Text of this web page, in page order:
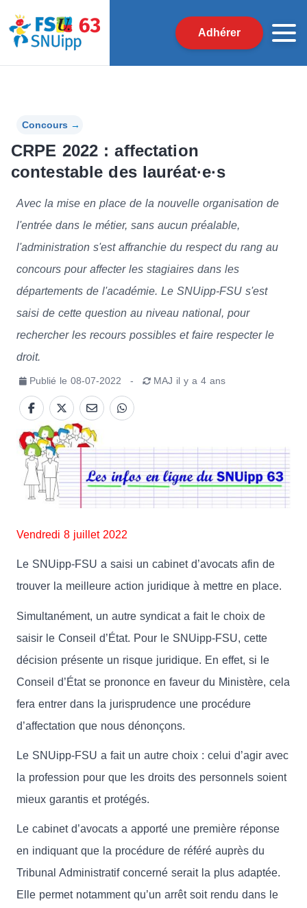
Adhérer
Concours →
CRPE 2022 : affectation
contestable des lauréat·e·s
Avec la mise en place de la nouvelle organisation de
l'entrée dans le métier, sans aucun préalable,
l'administration s'est affranchie du respect du rang au
concours pour affecter les stagiaires dans les
départements de l'académie. Le SNUipp-FSU s'est
saisi de cette question au niveau national, pour
rechercher les recours possibles et faire respecter le
droit.
Publié le 08-07-2022 - MAJ il y a 4 ans
Vendredi 8 juillet 2022
Le SNUipp-FSU a saisi un cabinet d’avocats afin de
trouver la meilleure action juridique à mettre en place.
Simultanément, un autre syndicat a fait le choix de
saisir le Conseil d’État. Pour le SNUipp-FSU, cette
décision présente un risque juridique. En effet, si le
Conseil d’État se prononce en faveur du Ministère, cela
fera entrer dans la jurisprudence une procédure
d’affectation que nous dénonçons.
Le SNUipp-FSU a fait un autre choix : celui d’agir avec
la profession pour que les droits des personnels soient
mieux garantis et protégés.
Le cabinet d’avocats a apporté une première réponse
en indiquant que la procédure de référé auprès du
Tribunal Administratif concerné serait la plus adaptée.
Elle permet notamment qu’un arrêt soit rendu dans le